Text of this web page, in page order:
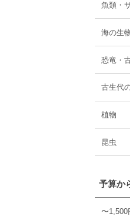
魚類・
海の生
恐竜・
古生代
植物
昆虫
予算か
〜1,500